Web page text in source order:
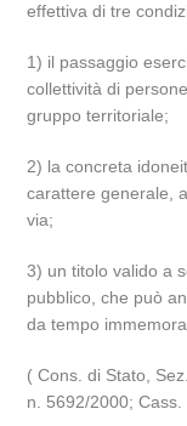
effettiva di tre
1) il passaggio
collettività di
gruppo territoriale;
2) la concreta
carattere generale,
via;
3) un titolo valido a
pubblico, che può
da tempo
( Cons. di Stato,
n. 5692/2000; Cass.